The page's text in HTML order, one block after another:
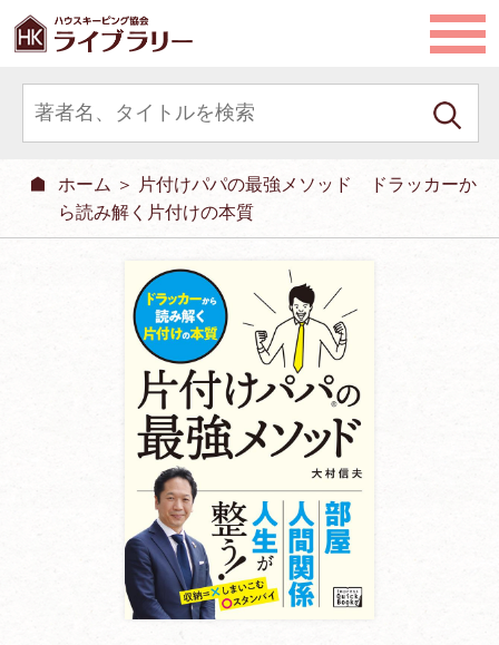
ホーム ＞ 片付けパパの最強メソッド ドラッカーか
ら読み解く片付けの本質